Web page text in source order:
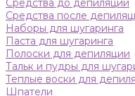
Средства до депиляции
Средства после
Наборы для шугаринга
Паста для шугаринга
Полоски для депиляции
Тальк и пудры для
Теплые воски для
Шпатели